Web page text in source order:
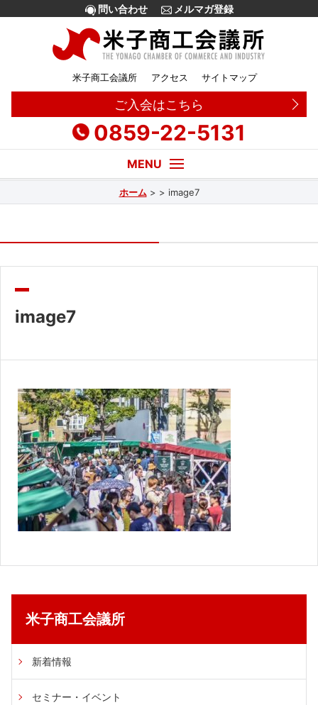
問い合わせ メルマガ登録
米子商工会議所 アクセス サイトマップ
ご入会はこちら
0859-22-5131
販路拡大
共済・福利厚生
証明書・申請
職員採用
情報
ホーム > > image7
image7
米子商工会議所
新着情報
セミナー・イベント